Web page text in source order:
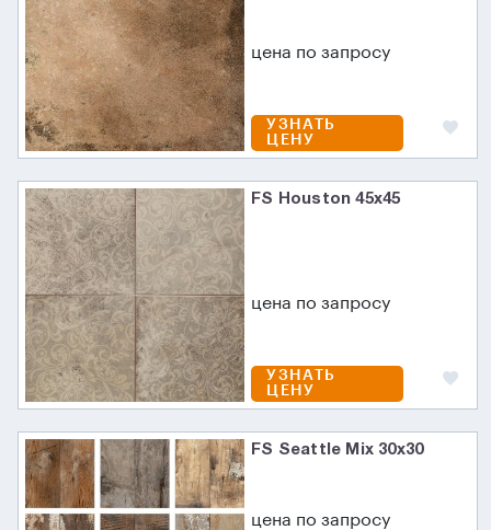
цена по запросу
УЗНАТЬ
ЦЕНУ
FS Houston 45x45
цена по запросу
УЗНАТЬ
ЦЕНУ
FS Seattle Mix 30x30
цена по запросу